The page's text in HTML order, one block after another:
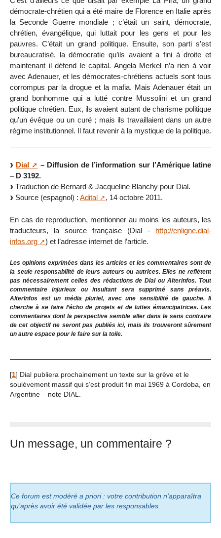
démocrate-chrétien qui a été maire de Florence en Italie après
la Seconde Guerre mondiale ; c’était un saint, démocrate,
chrétien, évangélique, qui luttait pour les gens et pour les
pauvres. C’était un grand politique. Ensuite, son parti s’est
bureaucratisé, la démocratie qu’ils avaient a fini à droite et
maintenant il défend le capital. Angela Merkel n’a rien à voir
avec Adenauer, et les démocrates-chrétiens actuels sont tous
corrompus par la drogue et la mafia. Mais Adenauer était un
grand bonhomme qui a lutté contre Mussolini et un grand
politique chrétien. Eux, ils avaient autant de charisme politique
qu’un évêque ou un curé ; mais ils travaillaient dans un autre
régime institutionnel. Il faut revenir à la mystique de la politique.
Dial
– Diffusion de l’information sur l’Amérique latine
– D 3192.
Traduction de Bernard & Jacqueline Blanchy pour Dial.
Source (espagnol) : Adital , 14 octobre 2011.
En cas de reproduction, mentionner au moins les auteurs, les
traducteurs, la source française (Dial - http://enligne.dial-
infos.org
) et l’adresse internet de l’article.
Les opinions exprimées dans les articles et les commentaires sont de
la seule responsabilité de leurs auteurs ou autrices. Elles ne reflètent
pas nécessairement celles des rédactions de Dial ou Alterinfos. Tout
commentaire injurieux ou insultant sera supprimé sans préavis.
AlterInfos est un média pluriel, avec une sensibilité de gauche. Il
cherche à se faire l’écho de projets et de luttes émancipatrices. Les
commentaires dont la perspective semble aller dans le sens contraire
de cet objectif ne seront pas publiés ici, mais ils trouveront sûrement
un autre espace pour le faire sur la toile.
[1] Dial publiera prochainement un texte sur la grève et le
soulèvement massif qui s’est produit fin mai 1969 à Cordoba, en
Argentine – note DIAL.
Un message, un commentaire ?
Ce forum est modéré a priori : votre contribution n’apparaîtra
qu’après avoir été validée par les responsables.